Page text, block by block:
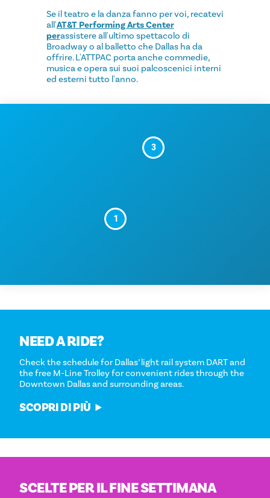
Se il teatro e la danza fanno per voi, recatevi
all'AT&T Performing Arts Center
perassistere all'ultimo spettacolo di
Broadway o al balletto che Dallas ha da
offrire. L'ATTPAC porta anche commedie,
musica e opera sui suoi palcoscenici interni
ed esterni tutto l'anno.
1
3
NEED A RIDE?
Check the schedule for Dallas’ light rail system DART and
the free M-Line Trolley for convenient rides through the
Downtown Dallas and surrounding areas.
SCOPRI DI PIÙ
SCELTE PER IL FINE SETTIMANA